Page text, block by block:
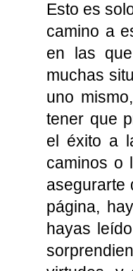
Esto es
camino a
en las
muchas
uno
tener que
el éxito a
caminos o
asegurarte
página,
hayas